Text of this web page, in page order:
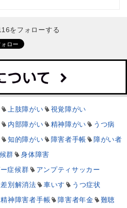
をフォローする
上肢障がい
視覚障がい
内部障がい 精神障がい
うつ病
知的障がい 障害者手帳
障がい者
群
身体障害
症候群
アンプティサッカー
別解消法 車いす
うつ症状
精神障害者手帳 障害者年金
難聴